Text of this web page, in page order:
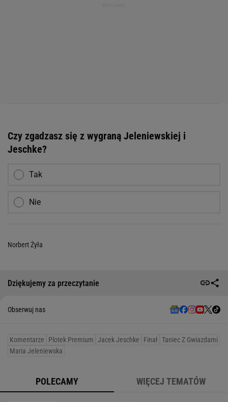
Czy zgadzasz się z wygraną Jeleniewskiej i
Jeschke?
Tak
Nie
Norbert Żyła
Dziękujemy za przeczytanie
Obserwuj nas
Komentarze Plotek Premium Jacek Jeschke Finał Taniec Z Gwiazdami
Maria Jeleniewska
POLECAMY WIĘCEJ TEMATÓW